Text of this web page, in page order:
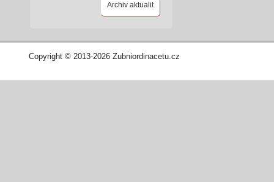
Archiv aktualit
Copyright © 2013-2026 Zubniordinacetu.cz